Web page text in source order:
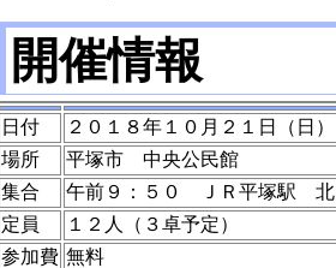
開催情報
日付
２０１８年１０月２１日（日）
場所
平塚市 中央公民館
集合
午前９：５０ ＪＲ平塚駅 北
定員
１２人（３卓予定）
参加費 無料